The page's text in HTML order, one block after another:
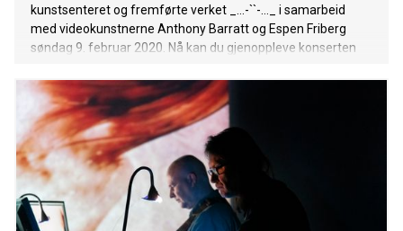
kunstsenteret og fremførte verket _…-``-…_ i samarbeid
med videokunstnerne Anthony Barratt og Espen Friberg
søndag 9. februar 2020. Nå kan du gjenoppleve konserten